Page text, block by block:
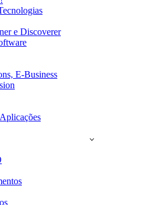
e Discoverer
E-Business